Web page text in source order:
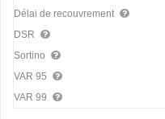
Délai de recouvrement
DSR
Sortino
VAR 95
VAR 99